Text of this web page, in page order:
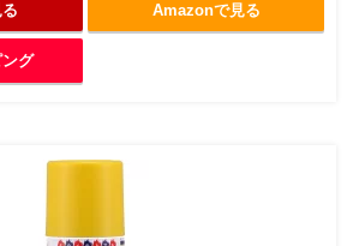
Amazonで見る
グ